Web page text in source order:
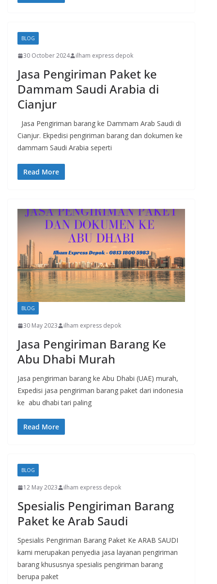
BLOG
30 October 2024 ilham express depok
Jasa Pengiriman Paket ke
Dammam Saudi Arabia di
Cianjur
Jasa Pengiriman barang ke Dammam Arab Saudi di
Cianjur. Ekpedisi pengiriman barang dan dokumen ke
dammam Saudi Arabia seperti
Read More
BLOG
30 May 2023 ilham express depok
Jasa Pengiriman Barang Ke
Abu Dhabi Murah
Jasa pengiriman barang ke Abu Dhabi (UAE) murah,
Expedisi jasa pengiriman barang paket dari indonesia
ke abu dhabi tari paling
Read More
BLOG
12 May 2023 ilham express depok
Spesialis Pengiriman Barang
Paket ke Arab Saudi
Spesialis Pengiriman Barang Paket Ke ARAB SAUDI
kami merupakan penyedia jasa layanan pengiriman
barang khususnya spesialis pengiriman barang
berupa paket